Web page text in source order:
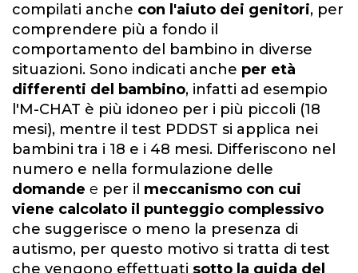
compilati anche con l'aiuto dei genitori, per
comprendere più a fondo il
comportamento del bambino in diverse
situazioni. Sono indicati anche per età
differenti del bambino, infatti ad esempio
l'M-CHAT è più idoneo per i più piccoli (18
mesi), mentre il test PDDST si applica nei
bambini tra i 18 e i 48 mesi. Differiscono nel
numero e nella formulazione delle
domande e per il meccanismo con cui
viene calcolato il punteggio complessivo
che suggerisce o meno la presenza di
autismo, per questo motivo si tratta di test
che vengono effettuati sotto la guida del